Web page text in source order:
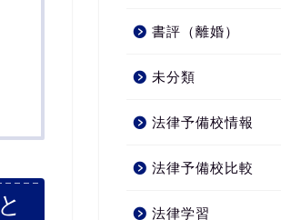
書評（離婚）
未分類
法律予備校情報
法律予備校比較
法律学習